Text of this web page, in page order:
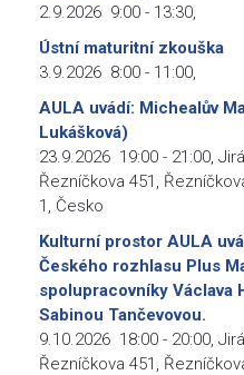
2.9.2026 9:00 - 13:30
Ústní maturitní zkouška
3.9.2026 8:00 - 11:00
AULA uvádí: Michealův
Lukášková)
23.9.2026 19:00 - 21:00
Řezníčkova 451,
1, Česko
Kulturní prostor AULA
Českého rozhlasu Plus
spolupracovníky Václava
Sabinou Tančevovou.
9.10.2026 18:00 - 20:00
Řezníčkova 451,